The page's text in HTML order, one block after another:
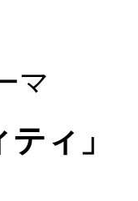
マ
ィ」